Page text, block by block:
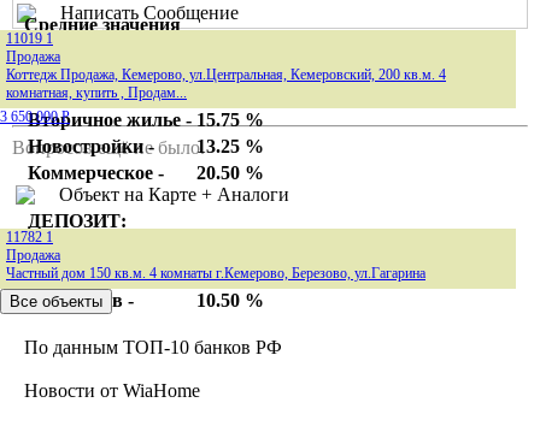
Средние значения
банковских ставок %/
год :
ИПОТЕКА:
Вторичное жилье - 15.75 %
Новостройки -
13.25 %
Коммерческое -
20.50 %
ДЕПОЗИТ:
6 месяцев -
12 месяцев -
11.25 %
24 месяцев -
10.50 %
По данным ТОП-10 банков РФ
Новости от WiaHome
11019 1
Продажа
Коттедж Продажа, Кемерово, ул.Центральная, Кемеровский, 200 кв.м. 4
комнатная, купить , Продам...
3 650 000Р
11782 1
Продажа
Частный дом 150 кв.м. 4 комнаты г.Кемерово, Березово, ул.Гагарина
Написать Сообщение
Вопросы и ответы
Написать собственнику
Вопросов ещё не было.
Объект на Карте + Аналоги